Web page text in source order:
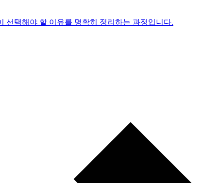
선택해야 할 이유를 명확히 정리하는 과정입니다.